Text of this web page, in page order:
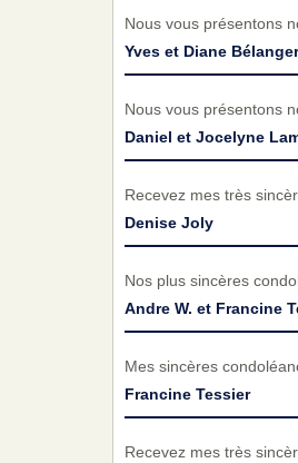
Nous vous présentons
Yves et Diane Bélanger
Nous vous présentons
Daniel et Jocelyne
Recevez mes très
Denise Joly
Nos plus sincères
Andre W. et Francine
Mes sincères
Francine Tessier
Recevez mes très